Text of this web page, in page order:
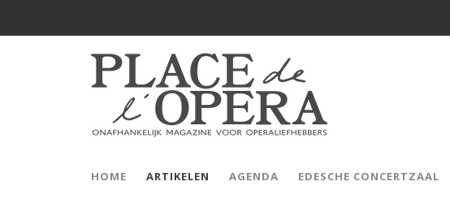
HOME ARTIKELEN AGENDA EDESCHE CONCERTZAAL